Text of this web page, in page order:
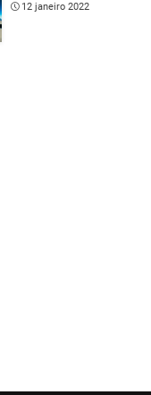
12 janeiro 2022